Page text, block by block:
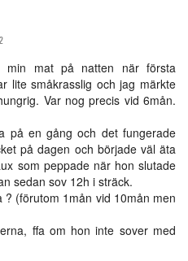
mat på natten när första
lite småkrasslig och jag märkte
Var nog precis vid 6mån.
på en gång och det fungerade
på dagen och började väl äta
som peppade när hon slutade
sedan sov 12h i sträck.
(förutom 1mån vid 10mån men
ffa om hon inte sover med